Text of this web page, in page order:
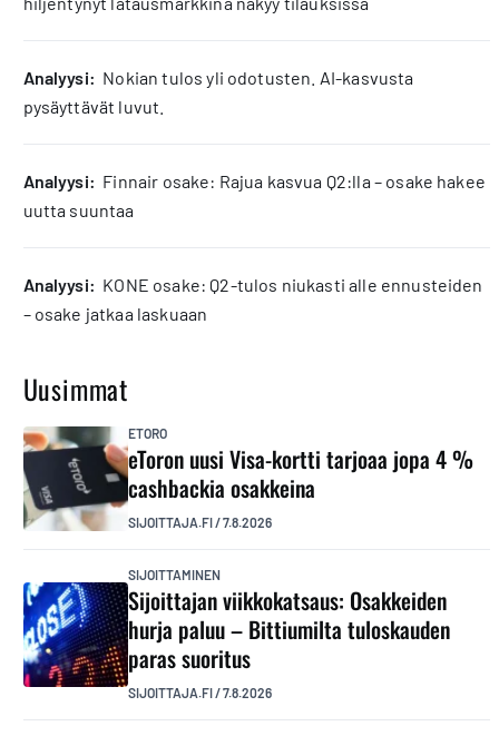
analyysi: Nokian tulos yli odotusten. AI-kasvusta
pysäyttävät luvut.
analyysi: Finnair osake: Rajua kasvua Q2:lla – osake hakee
uutta suuntaa
analyysi: KONE osake: Q2-tulos niukasti alle ennusteiden
– osake jatkaa laskuaan
Uusimmat
ETORO
eToron uusi Visa-kortti tarjoaa jopa 4 %
cashbackia osakkeina
SIJOITTAJA.FI/7.8.2026
SIJOITTAMINEN
Sijoittajan viikkokatsaus: Osakkeiden
hurja paluu – Bittiumilta tuloskauden
paras suoritus
SIJOITTAJA.FI/7.8.2026